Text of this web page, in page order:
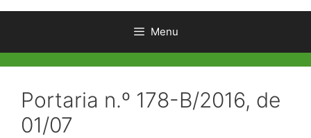
Menu
Portaria n.º 178-B/2016, de
01/07